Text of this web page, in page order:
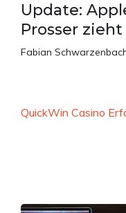
Update:
Prosser
Fabian
QuickWin Casino